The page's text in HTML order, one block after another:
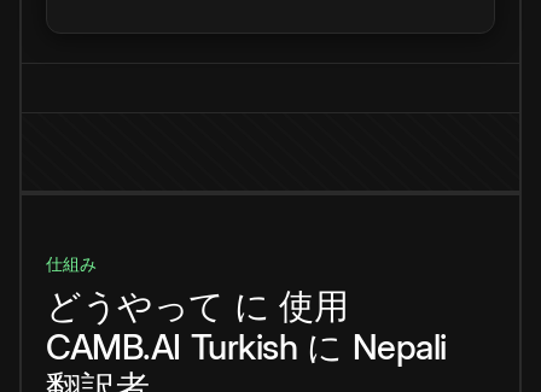
仕組み
どうやって に 使用
CAMB.AI Turkish に Nepali